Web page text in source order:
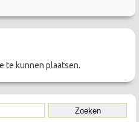
te kunnen plaatsen.